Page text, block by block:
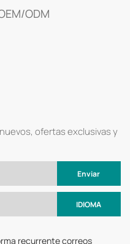
ODM
ofertas exclusivas y
Enviar
IDIOMA
recurrente correos